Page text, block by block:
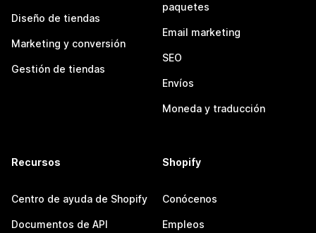
Diseño de tiendas
Marketing y conversión
Gestión de tiendas
paquetes
Email marketing
SEO
Envíos
Moneda y traducción
Recursos
Centro de ayuda de Shopify
Documentos de API
Shopify
Conócenos
Empleos